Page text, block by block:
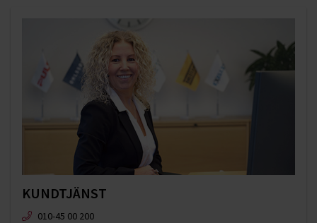
KUNDTJÄNST
010-45 00 200​